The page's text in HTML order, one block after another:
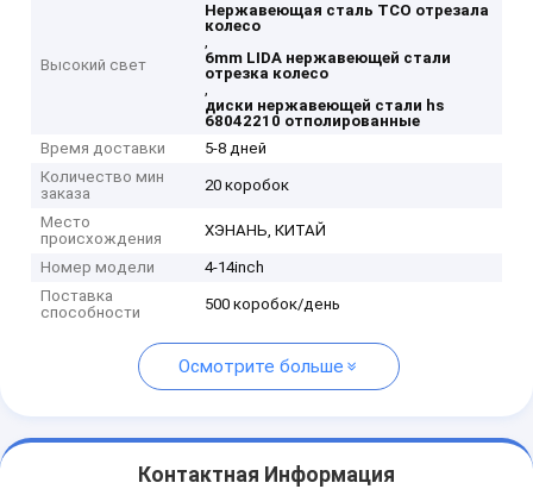
Высокий свет
Нержавеющая сталь TCO отрезала
колесо
,
6mm LIDA нержавеющей стали
отрезка колесо
,
диски нержавеющей стали hs
68042210 отполированные
Время доставки
5-8 дней
Количество мин
заказа
20 коробок
Место
происхождения
ХЭНАНЬ, КИТАЙ
Номер модели
4-14inch
Поставка
способности
500 коробок/день
Осмотрите больше
Контактная Информация